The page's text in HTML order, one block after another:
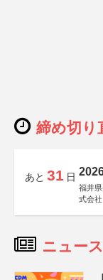
締め切り
あと 31 日
福井
式会社
ニュース